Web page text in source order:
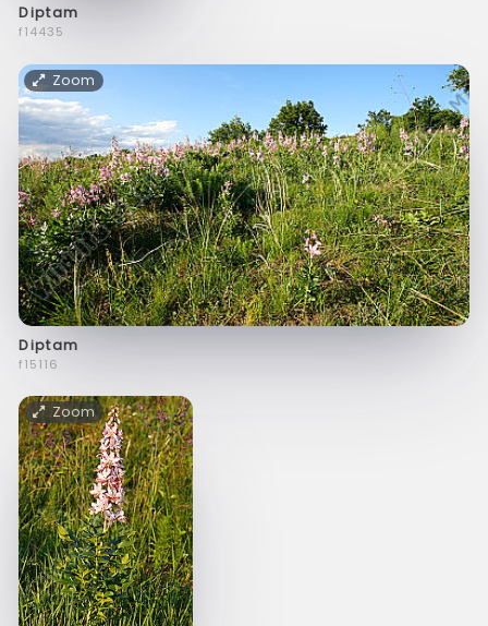
Diptam
f14435
Zoom
Diptam
f15116
Zoom